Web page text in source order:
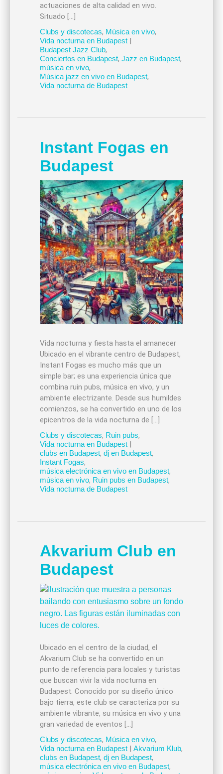
actuaciones de alta calidad en vivo.
Situado […]
Clubs y discotecas, Música en vivo,
Vida nocturna en Budapest|
Budapest Jazz Club,
Conciertos en Budapest, Jazz en Budapest,
música en vivo,
Música jazz en vivo en Budapest,
Vida nocturna de Budapest
Instant Fogas en
Budapest
Vida nocturna y fiesta hasta el amanecer
Ubicado en el vibrante centro de Budapest,
Instant Fogas es mucho más que un
simple bar; es una experiencia única que
combina ruin pubs, música en vivo, y un
ambiente electrizante. Desde sus humildes
comienzos, se ha convertido en uno de los
epicentros de la vida nocturna de […]
Clubs y discotecas, Ruin pubs,
Vida nocturna en Budapest|
clubs en Budapest, dj en Budapest,
Instant Fogas,
música electrónica en vivo en Budapest,
música en vivo, Ruin pubs en Budapest,
Vida nocturna de Budapest
Akvarium Club en
Budapest
Ubicado en el centro de la ciudad, el
Akvarium Club se ha convertido en un
punto de referencia para locales y turistas
que buscan vivir la vida nocturna en
Budapest. Conocido por su diseño único
bajo tierra, este club se caracteriza por su
ambiente vibrante, su música en vivo y una
gran variedad de eventos […]
Clubs y discotecas, Música en vivo,
Vida nocturna en Budapest| Akvarium Klub,
clubs en Budapest, dj en Budapest,
música electrónica en vivo en Budapest,